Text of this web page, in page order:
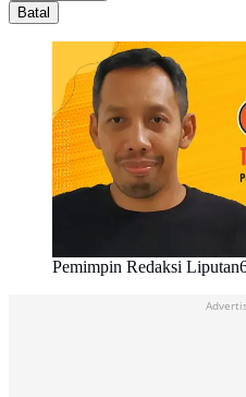
Batal
Pemimpin Redaksi